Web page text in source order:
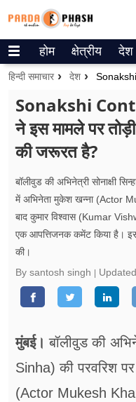
Trending on Google
वेब स्टोरीज
उत्तर प्रदेश
गैलरी
वीडियो
रिलेशनशिप
जीवन मंत्रा
सेहत
ब्‍यूटी
होम क्षेत्रीय देश
हिन्दी समाचार देश
Sonakshi
ने इस मामले पर
की जरूरत है?
बॉलीवुड की अ​भिनेत्री सोनाक्षी
में अभिनेता मुकेश खन्ना (Actor
बाद कुमार विश्वास (Kumar
एक आपत्तिजनक कमेंट किया है। इस
की।
By santosh singh
मुंबई। बॉलीवुड की
Sinha) की परवरिश
(Actor Mukesh